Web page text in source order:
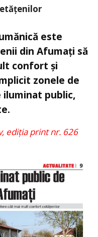
este
din Afumați să
confort și
zonele de
iluminat public,
ediția print nr. 626